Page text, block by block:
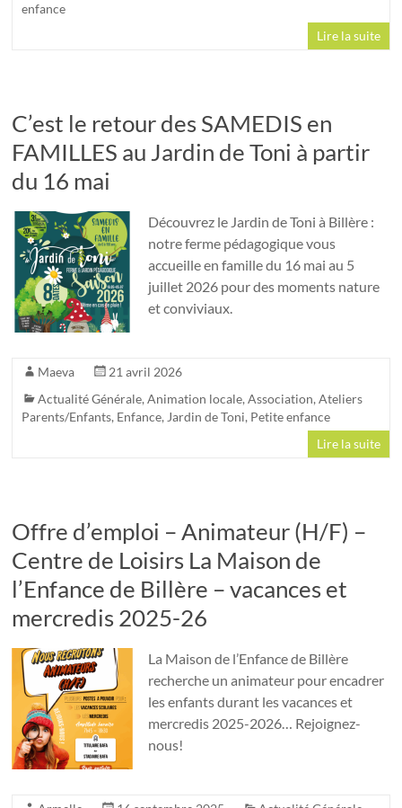
enfance
Lire la suite
C’est le retour des SAMEDIS en
FAMILLES au Jardin de Toni à partir
du 16 mai
Découvrez le Jardin de Toni à Billère :
notre ferme pédagogique vous
accueille en famille du 16 mai au 5
juillet 2026 pour des moments nature
et conviviaux.
Maeva
21 avril 2026
Actualité Générale,Animation locale,Association,Ateliers
Parents/Enfants, Enfance, Jardin de Toni, Petite enfance
Lire la suite
Offre d’emploi – Animateur (H/F) –
Centre de Loisirs La Maison de
l’Enfance de Billère – vacances et
mercredis 2025-26
La Maison de l’Enfance de Billère
recherche un animateur pour encadrer
les enfants durant les vacances et
mercredis 2025-2026… Rejoignez-
nous!